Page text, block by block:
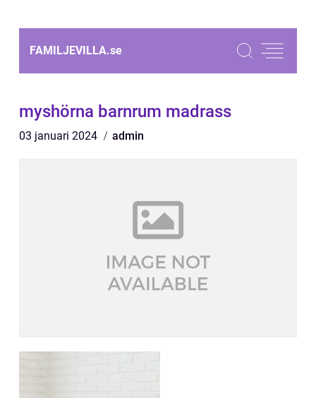
FAMILJEVILLA.se
myshörna barnrum madrass
03 januari 2024 admin